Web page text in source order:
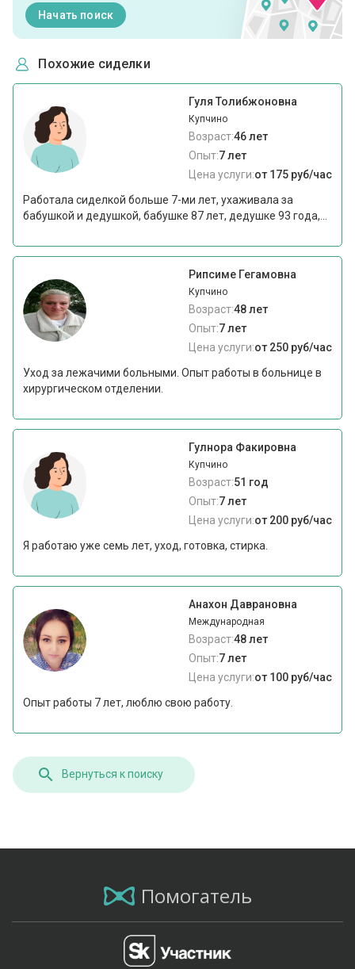
Начать поиск
Похожие сиделки
Гуля Толибжоновна
Купчино
Возраст:46 лет
Опыт:7 лет
Цена услуги:от 175 руб/час
Работала сиделкой больше 7-ми лет, ухаживала за
бабушкой и дедушкой, бабушке 87 лет, дедушке 93 года,...
Рипсиме Гегамовна
Купчино
Возраст:48 лет
Опыт:7 лет
Цена услуги:от 250 руб/час
Уход за лежачими больными. Опыт работы в больнице в
хирургическом отделении.
Гулнора Факировна
Купчино
Возраст:51 год
Опыт:7 лет
Цена услуги:от 200 руб/час
Я работаю уже семь лет, уход, готовка, стирка.
Анахон Даврановна
Международная
Возраст:48 лет
Опыт:7 лет
Цена услуги:от 100 руб/час
Опыт работы 7 лет, люблю свою работу.
Вернуться к поиску
Помогатель